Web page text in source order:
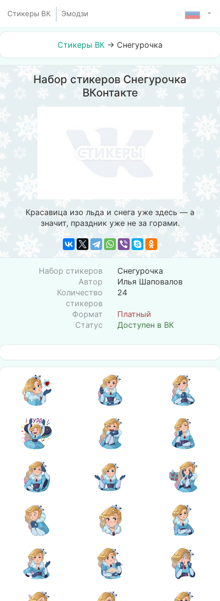
Стикеры ВК Эмодзи
Стикеры ВК → Снегурочка
Набор стикеров Снегурочка
ВКонтакте
Красавица изо льда и снега уже здесь — а
значит, праздник уже не за горами.
Набор стикеров
Снегурочка
Автор
Илья Шаповалов
Количество
стикеров
24
Формат
Платный
Статус
Доступен в ВК